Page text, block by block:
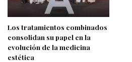
Los tratamientos combinados
consolidan su papel en la
evolución de la medicina
estética